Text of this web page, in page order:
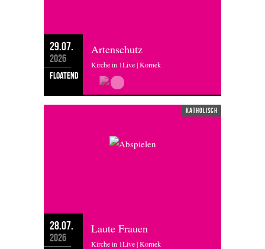
29.07.
2026
floatend
Artenschutz
Kirche in 1Live | Kornek
katholisch
28.07.
2026
Laute Frauen
Kirche in 1Live | Kornek